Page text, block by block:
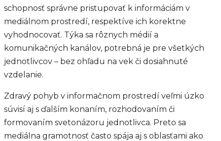
schopnosť správne pristupovať k informáciám v
mediálnom prostredí, respektíve ich korektne
vyhodnocovať. Týka sa rôznych médií a
komunikačných kanálov, potrebná je pre všetkých
jednotlivcov – bez ohľadu na vek či dosiahnuté
vzdelanie.
Zdravý pohyb v informačnom prostredí veľmi úzko
súvisí aj s ďalším konaním, rozhodovaním či
formovaním svetonázoru jednotlivca. Preto sa
mediálna gramotnosť často spája aj s oblasťami ako